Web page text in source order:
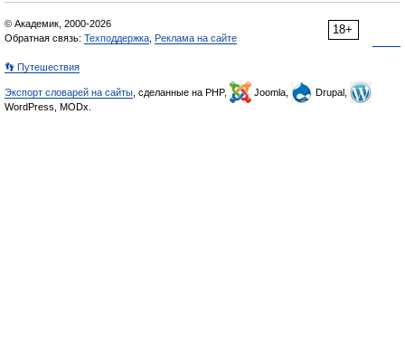
18+
© Академик, 2000-2026
Обратная связь: Техподдержка Реклама на сайте
👣 Путешествия
Экспорт словарей на сайты , сделанные на PHP, Joomla,
Drupal,
WordPress, MODx.